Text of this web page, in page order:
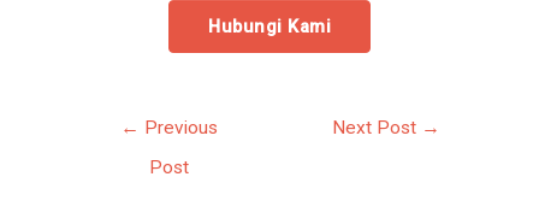
Hubungi Kami
← Previous
Post
Next Post →